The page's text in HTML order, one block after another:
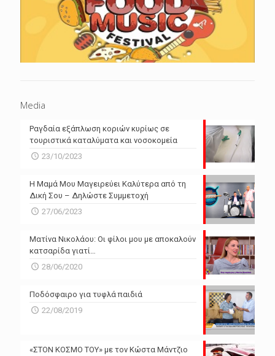
Media
Ραγδαία εξάπλωση κοριών κυρίως σε
τουριστικά καταλύματα και νοσοκομεία
23/10/2023
Η Μαμά Μου Μαγειρεύει Καλύτερα από τη
Δική Σου – Δηλώστε Συμμετοχή
27/06/2023
Ματίνα Νικολάου: Οι φίλοι μου με αποκαλούν
κατσαρίδα γιατί…
28/06/2020
Ποδόσφαιρο για τυφλά παιδιά
22/08/2019
«ΣΤΟΝ ΚΟΣΜΟ ΤΟΥ» με τον Κώστα Μάντζιο